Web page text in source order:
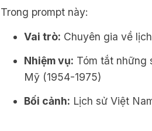
Trong prompt này:
Vai trò: Chuyên gia về
Nhiệm vụ: Tóm tắt những
Mỹ (1954-1975)
Bối cảnh: Lịch sử Việt